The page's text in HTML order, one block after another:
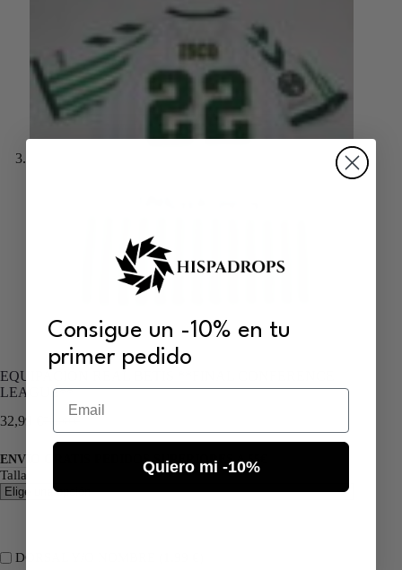
EQUIPACIÓN REAL BETIS **FINAL CONFERENCE
LEAGUE**
32,99
ENVÍO GRATIS PEDIDOS SUPERIORES A 55€
Talla
DORSAL Y/O NOMBRE (
Consigue un -10% en tu
primer pedido
Email
Quiero mi -10%